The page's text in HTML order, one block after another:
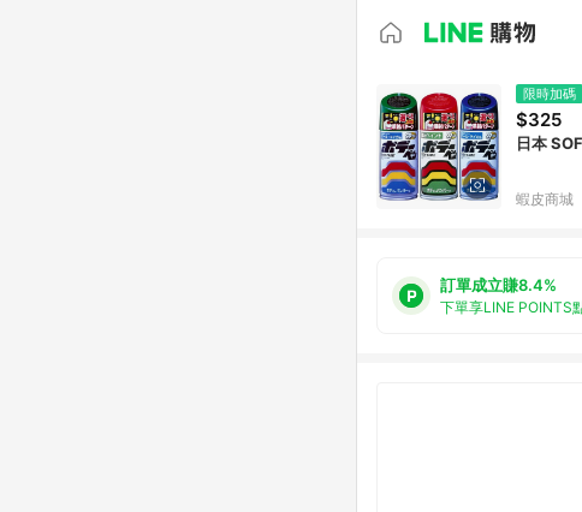
限時加碼
$325
日本
蝦皮商城
訂單成立賺8.4%
下單享LINE POINTS